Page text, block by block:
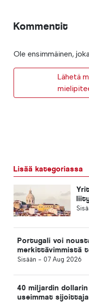
Kommentit
Ole ensimmäinen,
Lähetä
Lisää kategoriassa
Portugali voi
merkittävimmistä
Sisään - 07 Aug 2026
40 miljardin
useimmat